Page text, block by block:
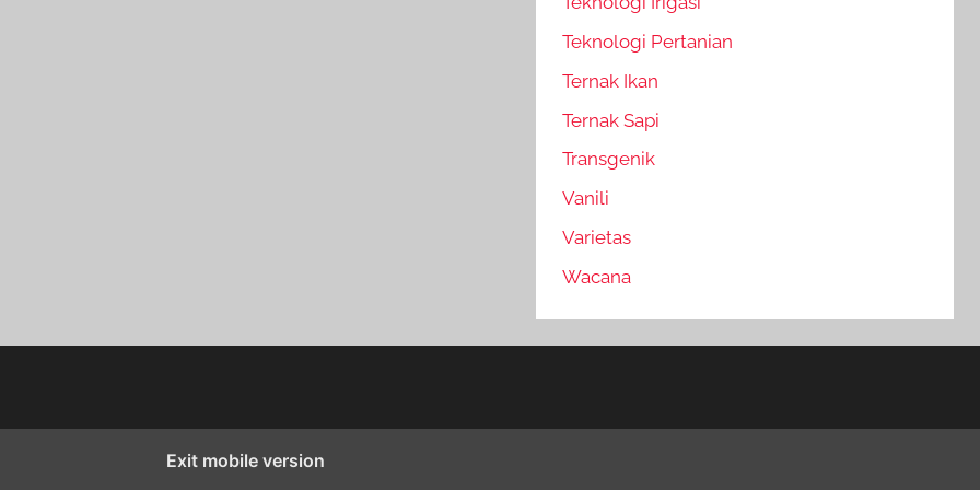
Teknologi Pertanian
Ternak Ikan
Ternak Sapi
Transgenik
Vanili
Varietas
Wacana
Exit mobile version